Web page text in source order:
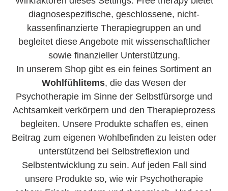
diagnosespezifische, geschlossene, nicht-
kassenfinanzierte Therapiegruppen an und
begleitet diese Angebote mit wissenschaftlicher
sowie finanzieller Unterstützung.
In unserem Shop gibt es ein feines Sortiment an
Wohlfühlitems, die das Wesen der
Psychotherapie im Sinne der Selbstfürsorge und
Achtsamkeit verkörpern und den Therapieprozess
begleiten. Unsere Produkte schaffen es, einen
Beitrag zum eigenen Wohlbefinden zu leisten oder
unterstützend bei Selbstreflexion und
Selbstentwicklung zu sein. Auf jeden Fall sind
unsere Produkte so, wie wir Psychotherapie